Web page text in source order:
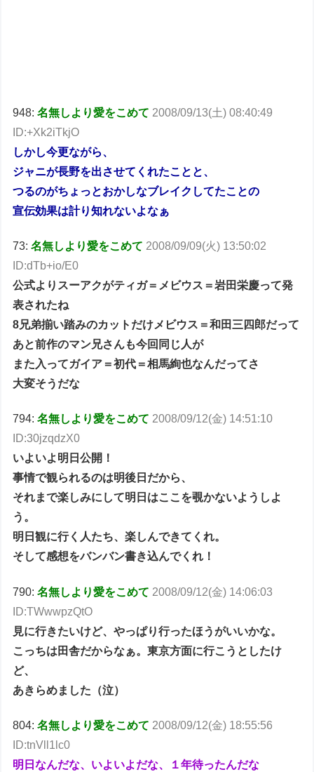
948:名無しより愛をこめて 2008/09/13(土) 08:40:49
ID:+Xk2iTkjO
しかし今更ながら、
ジャニが長野を出させてくれたことと、
つるのがちょっとおかしなブレイクしてたことの
宣伝効果は計り知れないよなぁ
73:名無しより愛をこめて 2008/09/09(火) 13:50:02
ID:dTb+io/E0
公式よりスーアクがティガ＝メビウス＝岩田栄慶って発
表されたね
8兄弟揃い踏みのカットだけメビウス＝和田三四郎だって
あと前作のマン兄さんも今回同じ人が
また入ってガイア＝初代＝相馬絢也なんだってさ
大変そうだな
794:名無しより愛をこめて 2008/09/12(金) 14:51:10
ID:30jzqdzX0
いよいよ明日公開！
事情で観られるのは明後日だから、
それまで楽しみにして明日はここを覗かないようしよ
う。
明日観に行く人たち、楽しんできてくれ。
そして感想をバンバン書き込んでくれ！
790:名無しより愛をこめて 2008/09/12(金) 14:06:03
ID:TWwwpzQtO
見に行きたいけど、やっぱり行ったほうがいいかな。
こっちは田舎だからなぁ。東京方面に行こうとしたけ
ど、
あきらめました（泣）
804:名無しより愛をこめて 2008/09/12(金) 18:55:56
ID:tnVll1lc0
明日なんだな、いよいよだな、１年待ったんだな